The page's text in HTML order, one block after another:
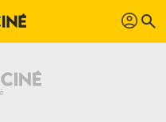
profil search